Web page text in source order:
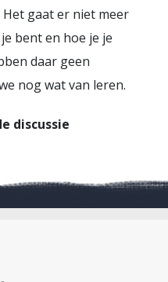
gaat er niet meer
bent en hoe je je
daar geen
nog wat van leren.
discussie